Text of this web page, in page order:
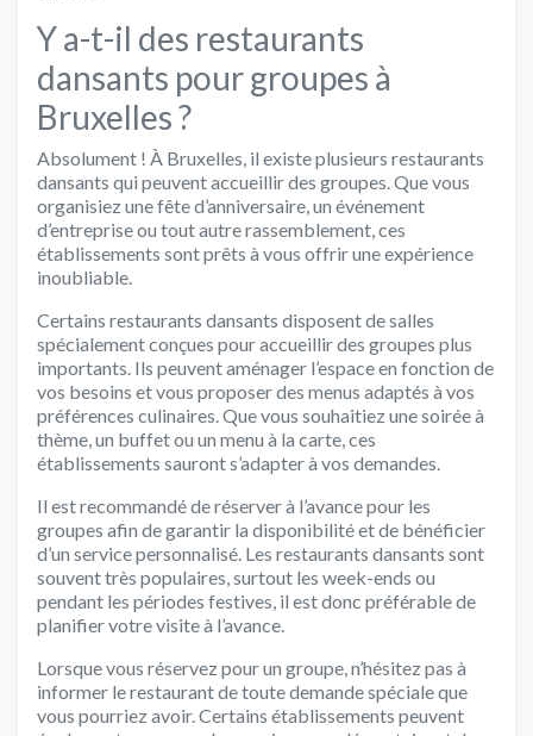
Y a-t-il des restaurants
dansants pour groupes à
Bruxelles ?
Absolument ! À Bruxelles, il existe plusieurs restaurants
dansants qui peuvent accueillir des groupes. Que vous
organisiez une fête d’anniversaire, un événement
d’entreprise ou tout autre rassemblement, ces
établissements sont prêts à vous offrir une expérience
inoubliable.
Certains restaurants dansants disposent de salles
spécialement conçues pour accueillir des groupes plus
importants. Ils peuvent aménager l’espace en fonction de
vos besoins et vous proposer des menus adaptés à vos
préférences culinaires. Que vous souhaitiez une soirée à
thème, un buffet ou un menu à la carte, ces
établissements sauront s’adapter à vos demandes.
Il est recommandé de réserver à l’avance pour les
groupes afin de garantir la disponibilité et de bénéficier
d’un service personnalisé. Les restaurants dansants sont
souvent très populaires, surtout les week-ends ou
pendant les périodes festives, il est donc préférable de
planifier votre visite à l’avance.
Lorsque vous réservez pour un groupe, n’hésitez pas à
informer le restaurant de toute demande spéciale que
vous pourriez avoir. Certains établissements peuvent